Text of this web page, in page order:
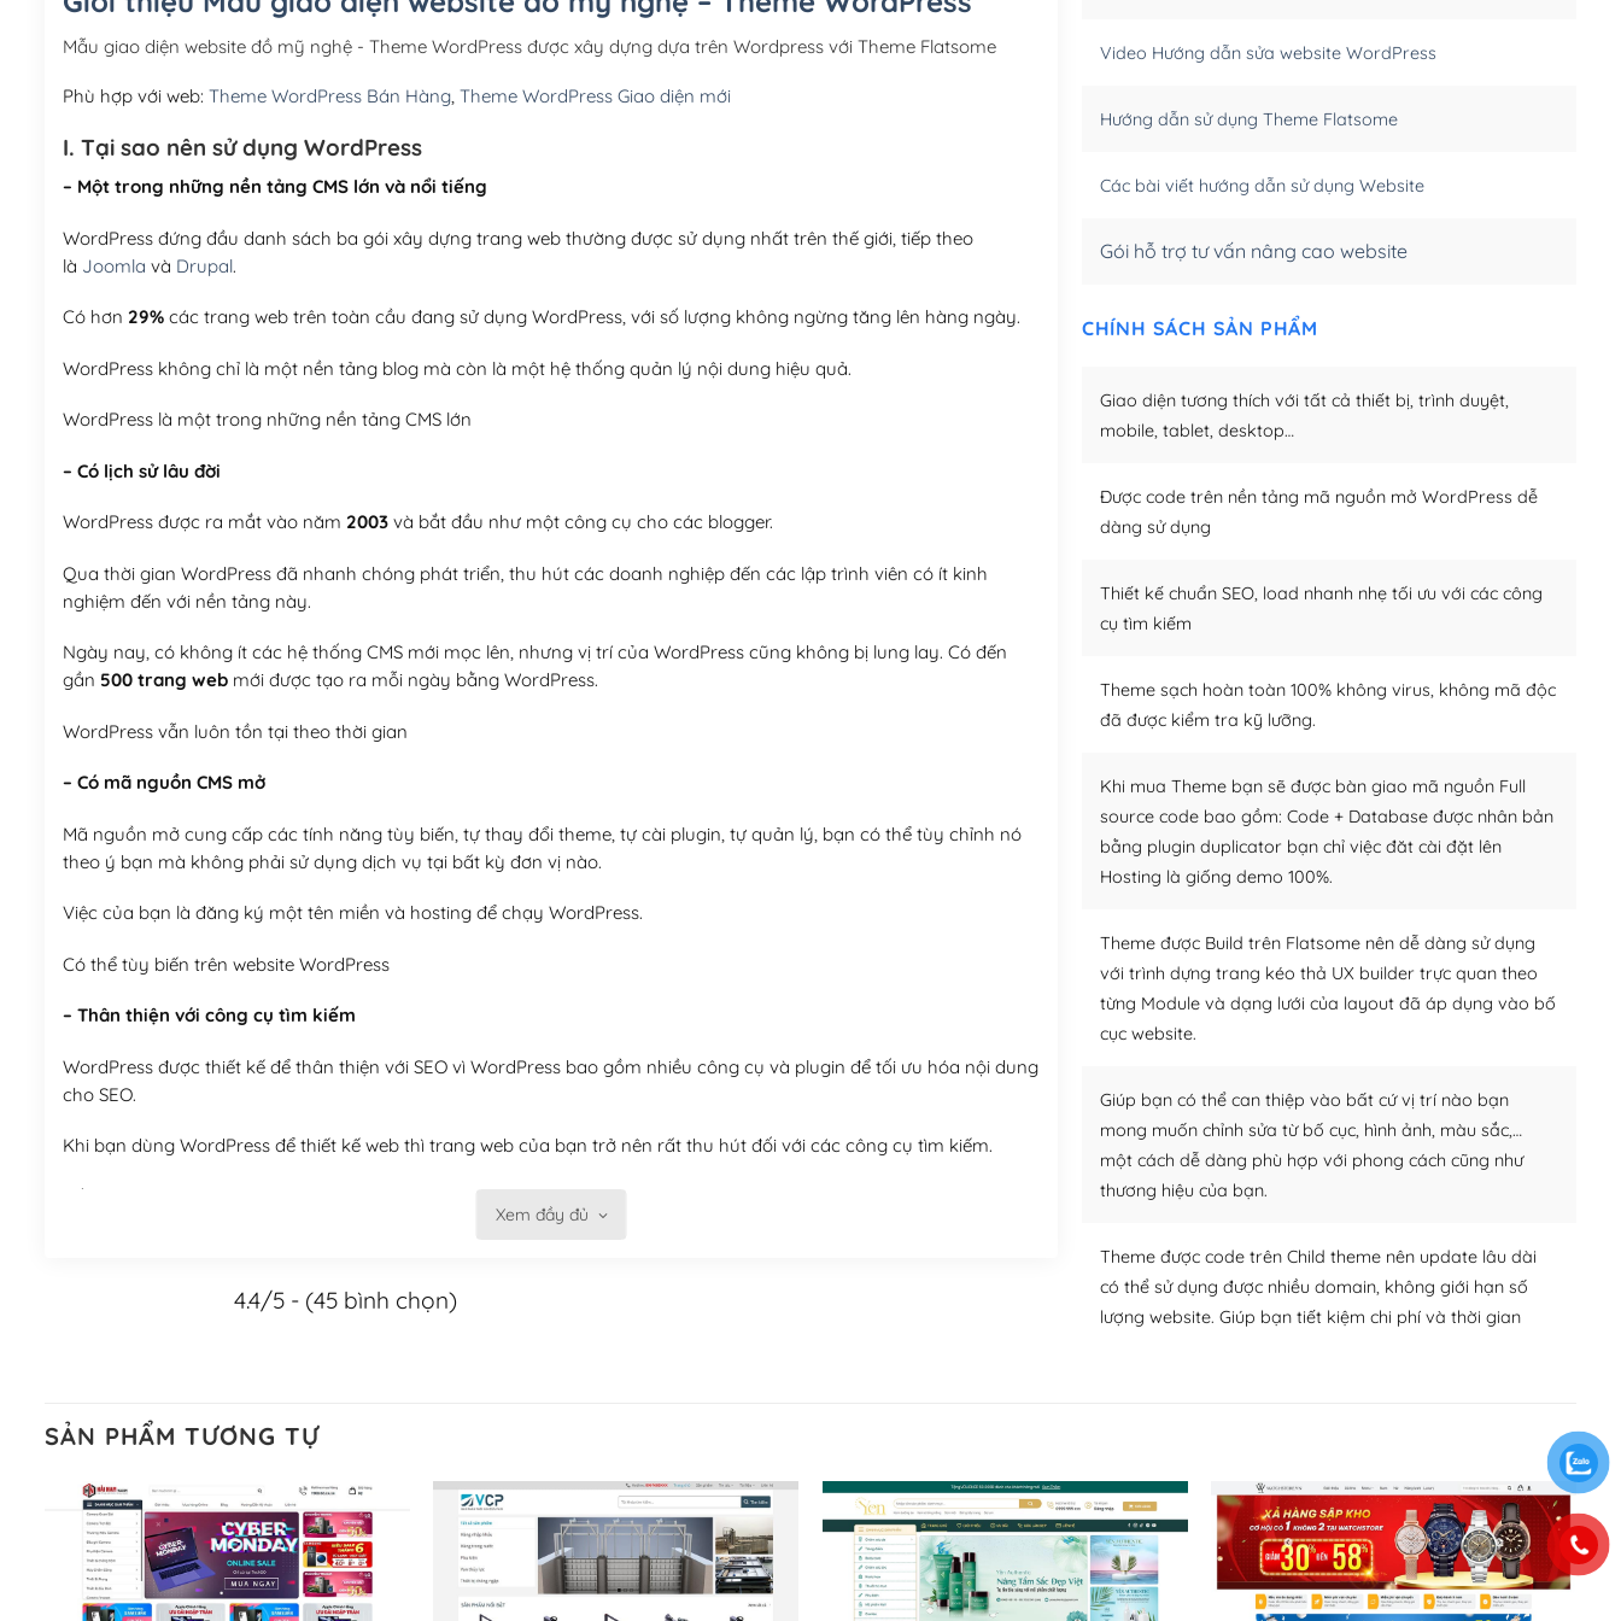
Hosting 3GB SSD (1 năm)
(+950,000₫)
Mẫu giao diện website đồ mỹ nghệ - Theme WordPress được xây dựng dựa trên Wordpress với Theme Flatsome
Phù hợp với web: Theme WordPress Bán Hàng, Theme WordPress Giao diện mới
I. Tại sao nên sử dụng WordPress
– Một trong những nền tảng CMS lớn và nổi tiếng
WordPress đứng đầu danh sách ba gói xây dựng trang web thường được sử dụng nhất trên thế giới, tiếp theo
là Joomla và Drupal.
Có hơn 29%các trang web trên toàn cầu đang sử dụng WordPress, với số lượng không ngừng tăng lên hàng ngày.
WordPress không chỉ là một nền tảng blog mà còn là một hệ thống quản lý nội dung hiệu quả.
WordPress là một trong những nền tảng CMS lớn
– Có lịch sử lâu đời
WordPress được ra mắt vào năm 2003và bắt đầu như một công cụ cho các blogger.
Qua thời gian WordPress đã nhanh chóng phát triển, thu hút các doanh nghiệp đến các lập trình viên có ít kinh
nghiệm đến với nền tảng này.
Ngày nay, có không ít các hệ thống CMS mới mọc lên, nhưng vị trí của WordPress cũng không bị lung lay. Có đến
gần 500 trang webmới được tạo ra mỗi ngày bằng WordPress.
WordPress vẫn luôn tồn tại theo thời gian
– Có mã nguồn CMS mở
Mã nguồn mở cung cấp các tính năng tùy biến, tự thay đổi theme, tự cài plugin, tự quản lý, bạn có thể tùy chỉnh nó
theo ý bạn mà không phải sử dụng dịch vụ tại bất kỳ đơn vị nào.
Việc của bạn là đăng ký một tên miền và hosting để chạy WordPress.
Có thể tùy biến trên website WordPress
– Thân thiện với công cụ tìm kiếm
WordPress được thiết kế để thân thiện với SEO vì WordPress bao gồm nhiều công cụ và plugin để tối ưu hóa nội dung
cho SEO.
Khi bạn dùng WordPress để thiết kế web thì trang web của bạn trở nên rất thu hút đối với các công cụ tìm kiếm.
Tối ưu hóa công cụ tìm kiếm
Khi bạn sử dụng WordPress, thì vấn đề giao diện của bạn trở nên dễ dàng và nhanh chóng. Với kho Theme
– Sở hữu một cộng đồng lớn, sẵn sàng hỗ trợ
WordPress là nơi lưu trữ cho một diễn đàn cộng đồng khổng lồ được kiểm duyệt bởi các nhân viên và những người
cuồng tín WordPress.
Xem đầy đủ
4.4/5 - (45 bình chọn)
Video Hướng dẫn sửa website WordPress
Hướng dẫn sử dụng Theme Flatsome
Các bài viết hướng dẫn sử dụng Website
Gói hỗ trợ tư vấn nâng cao website
CHÍNH SÁCH SẢN PHẨM
Giao diện tương thích với tất cả thiết bị, trình duyệt,
mobile, tablet, desktop…
Được code trên nền tảng mã nguồn mở WordPress dễ
dàng sử dụng
Thiết kế chuẩn SEO, load nhanh nhẹ tối ưu với các công
cụ tìm kiếm
Theme sạch hoàn toàn 100% không virus, không mã độc
đã được kiểm tra kỹ lưỡng.
Khi mua Theme bạn sẽ được bàn giao mã nguồn Full
source code bao gồm: Code + Database được nhân bản
bằng plugin duplicator bạn chỉ việc đăt cài đặt lên
Hosting là giống demo 100%.
Theme được Build trên Flatsome nên dễ dàng sử dụng
với trình dựng trang kéo thả UX builder trực quan theo
từng Module và dạng lưới của layout đã áp dụng vào bố
cục website.
Giúp bạn có thể can thiệp vào bất cứ vị trí nào bạn
mong muốn chỉnh sửa từ bố cục, hình ảnh, màu sắc,…
một cách dễ dàng phù hợp với phong cách cũng như
thương hiệu của bạn.
Theme được code trên Child theme nên update lâu dài
có thể sử dụng được nhiều domain, không giới hạn số
lượng website. Giúp bạn tiết kiệm chi phí và thời gian
SẢN PHẨM TƯƠNG TỰ